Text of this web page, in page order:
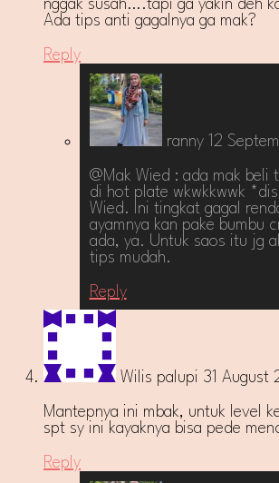
nggak susah….tapi ga yakin deh
Ada tips anti gagalnya ga mak?
Reply
ranny 12
@Mak Wied : ada mak beli
di hot plate wkwkkwwk
Wied. Ini tingkat gagal
ayamnya kan pake bumbu
ada, ya. Untuk saos itu jg
tips mudah.
Reply
Wilis palupi 31 August
Mantepnya ini mbak, untuk level
spt sy ini kayaknya bisa pede
Reply